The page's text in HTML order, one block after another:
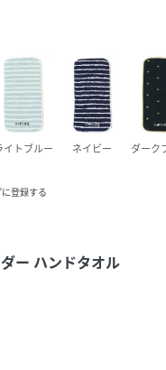
イトブルー ネイビー ダーク
登録する
ー ハンドタオル